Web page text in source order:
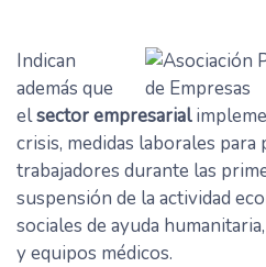
Indican
además que
elsector empresarial
crisis, medidas laborales
trabajadores durante las
suspensión de la actividad
sociales de ayuda
y equipos médicos.